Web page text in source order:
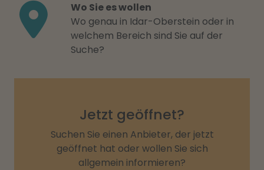
Wo Sie es wollen
Wo genau in Idar-Oberstein oder in
welchem Bereich sind Sie auf der
Suche?
Jetzt geöffnet?
Suchen Sie einen Anbieter, der jetzt
geöffnet hat oder wollen Sie sich
allgemein informieren?